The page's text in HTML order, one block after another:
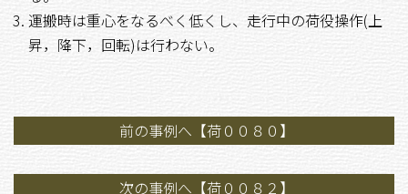
運搬時は重心をなるべく低くし、走行中の荷役操作(上
昇，降下，回転)は行わない。
前の事例へ【荷００８０】
次の事例へ【荷００８２】